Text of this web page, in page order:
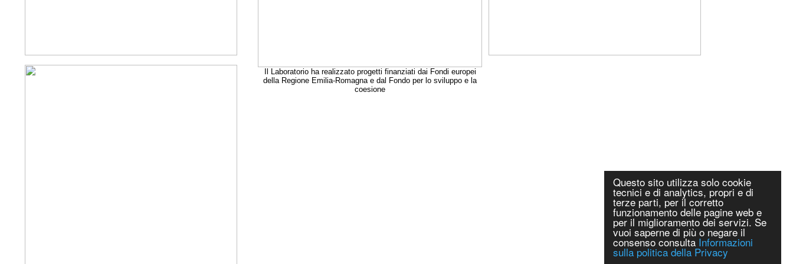
Questo sito utilizza solo cookie
tecnici e di analytics, propri e di
terze parti, per il corretto
funzionamento delle pagine web e
per il miglioramento dei servizi. Se
vuoi saperne di più o negare il
consenso consulta Informazioni
sulla politica della Privacy
Il Laboratorio ha realizzato progetti finanziati dai Fondi europei
della Regione Emilia-Romagna e dal Fondo per lo sviluppo e la
coesione